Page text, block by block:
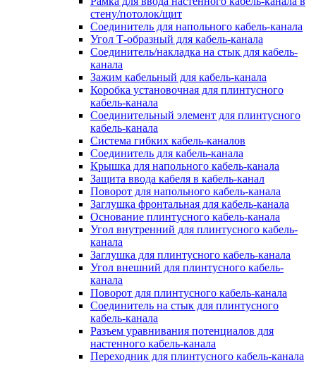
стену/потолок/щит
Соединитель для напольного кабель-канала
Угол Т-образный для кабель-канала
Соединитель/накладка на стык для кабель-
канала
Зажим кабельный для кабель-канала
Коробка установочная для плинтусного
кабель-канала
Соединительный элемент для плинтусного
кабель-канала
Система гибких кабель-каналов
Соединитель для кабель-канала
Крышка для напольного кабель-канала
Защита ввода кабеля в кабель-канал
Поворот для напольного кабель-канала
Заглушка фронтальная для кабель-канала
Основание плинтусного кабель-канала
Угол внутренний для плинтусного кабель-
канала
Заглушка для плинтусного кабель-канала
Угол внешний для плинтусного кабель-
канала
Поворот для плинтусного кабель-канала
Соединитель на стык для плинтусного
кабель-канала
Разъем уравнивания потенциалов для
настенного кабель-канала
Переходник для плинтусного кабель-канала